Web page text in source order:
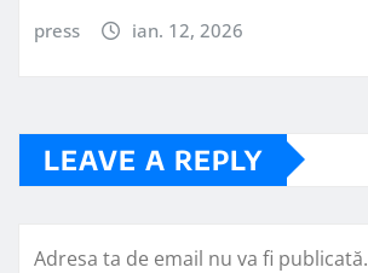
press ian. 12, 2026
LEAVE A REPLY
Adresa ta de email nu va fi publicată.